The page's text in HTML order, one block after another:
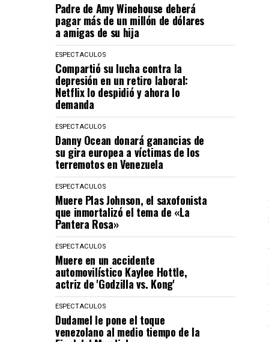
Padre de Amy Winehouse deberá
pagar más de un millón de dólares
a amigas de su hija
ESPECTACULOS
Compartió su lucha contra la
depresión en un retiro laboral:
Netflix lo despidió y ahora lo
demanda
ESPECTACULOS
Danny Ocean donará ganancias de
su gira europea a víctimas de los
terremotos en Venezuela
ESPECTACULOS
Muere Plas Johnson, el saxofonista
que inmortalizó el tema de «La
Pantera Rosa»
ESPECTACULOS
Muere en un accidente
automovilístico Kaylee Hottle,
actriz de 'Godzilla vs. Kong'
ESPECTACULOS
Dudamel le pone el toque
venezolano al medio tiempo de la